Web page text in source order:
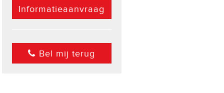
Informatieaanvraag
Bel mij terug